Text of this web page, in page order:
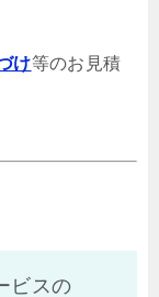
け等のお見積
ビスの